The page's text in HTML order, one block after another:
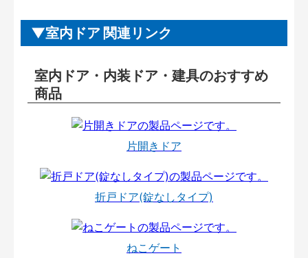
室内ドア 関連リンク
室内ドア・内装ドア・建具のおすすめ
商品
片開きドア
折戸ドア(錠なしタイプ)
ねこゲート